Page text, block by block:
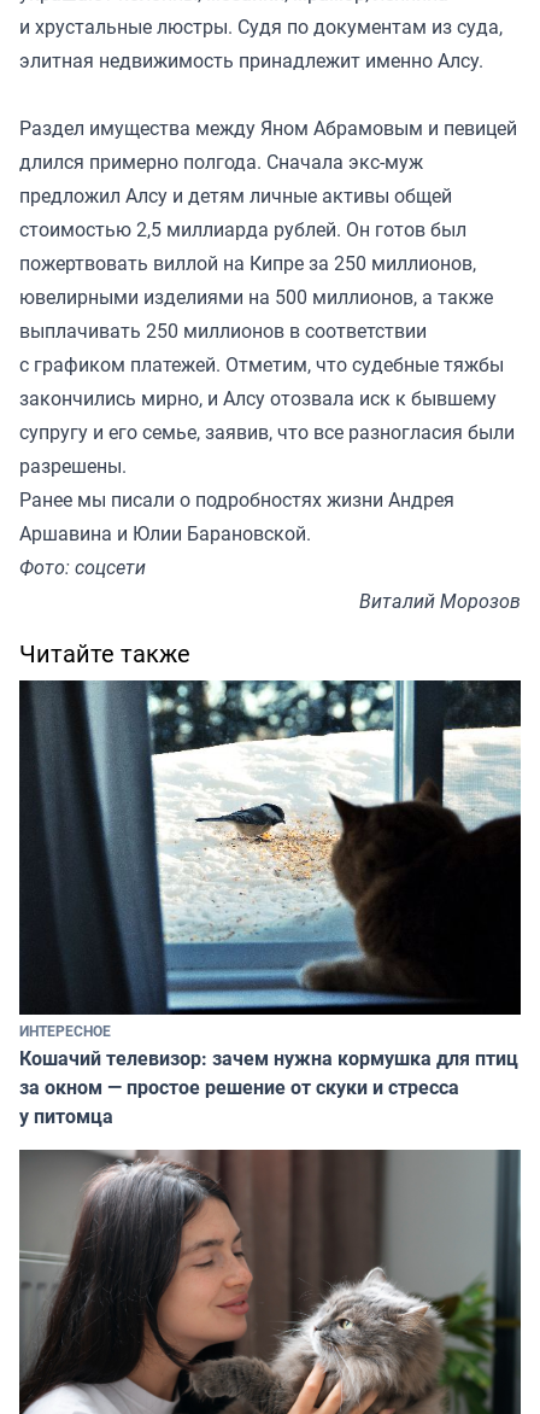
и хрустальные люстры. Судя по документам из суда,
элитная недвижимость принадлежит именно Алсу.
Раздел имущества между Яном Абрамовым и певицей
длился примерно полгода. Сначала экс-муж
предложил Алсу и детям личные активы общей
стоимостью 2,5 миллиарда рублей. Он готов был
пожертвовать виллой на Кипре за 250 миллионов,
ювелирными изделиями на 500 миллионов, а также
выплачивать 250 миллионов в соответствии
с графиком платежей. Отметим, что судебные тяжбы
закончились мирно, и Алсу отозвала иск к бывшему
супругу и его семье, заявив, что все разногласия были
разрешены.
Ранее мы писали о подробностях жизни Андрея
Аршавина и Юлии Барановской.
Фото: соцсети
Виталий Морозов
Читайте также
ИНТЕРЕСНОЕ
Кошачий телевизор: зачем нужна кормушка для птиц
за окном — простое решение от скуки и стресса
у питомца